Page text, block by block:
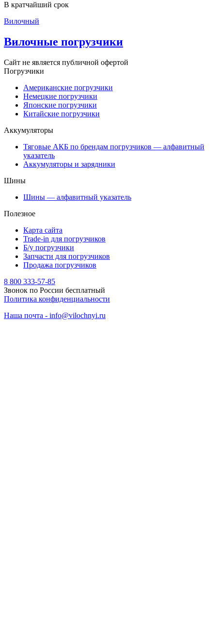
В кратчайший срок
Вилочный
Вилочные погрузчики
Сайт не является публичной офертой
Погрузчики
Американские погрузчики
Немецкие погрузчики
Японские погрузчики
Китайские погрузчики
Аккумуляторы
Тяговые АКБ по брендам погрузчиков — алфавитный
указатель
Аккумуляторы и зарядники
Шины
Шины — алфавитный указатель
Полезное
Карта сайта
Trade-in для погрузчиков
Б/у погрузчики
Запчасти для погрузчиков
Продажа погрузчиков
8 800 333-57-85
Звонок по России бесплатный
Политика конфиденциальности
Наша почта - info@vilochnyi.ru